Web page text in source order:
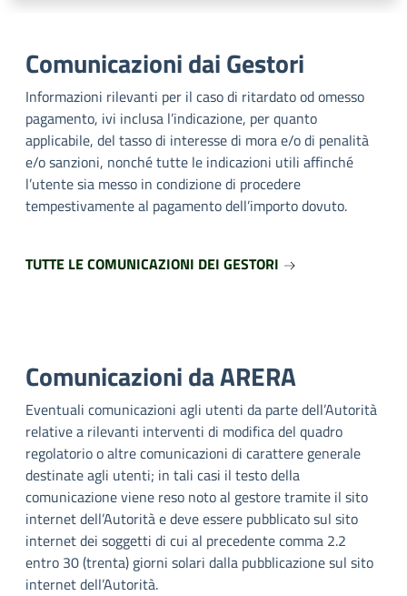
Comunicazioni dai Gestori
Informazioni rilevanti per il caso di ritardato od omesso
pagamento, ivi inclusa l’indicazione, per quanto
applicabile, del tasso di interesse di mora e/o di penalità
e/o sanzioni, nonché tutte le indicazioni utili affinché
l’utente sia messo in condizione di procedere
tempestivamente al pagamento dell’importo dovuto.
TUTTE LE COMUNICAZIONI DEI GESTORI
Comunicazioni da ARERA
Eventuali comunicazioni agli utenti da parte dell’Autorità
relative a rilevanti interventi di modifica del quadro
regolatorio o altre comunicazioni di carattere generale
destinate agli utenti; in tali casi il testo della
comunicazione viene reso noto al gestore tramite il sito
internet dell’Autorità e deve essere pubblicato sul sito
internet dei soggetti di cui al precedente comma 2.2
entro 30 (trenta) giorni solari dalla pubblicazione sul sito
internet dell’Autorità.